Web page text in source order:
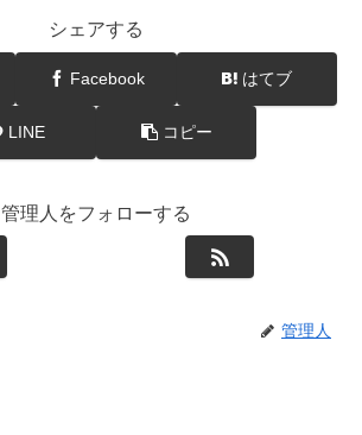
シェアする
Facebook はてブ
LINE コピー
管理人をフォローする
管理人